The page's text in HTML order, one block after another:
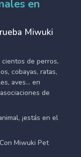
en
Miwuki
de perros,
cobayas, ratas,
aves... en
de
¡estás en el
Miwuki Pet